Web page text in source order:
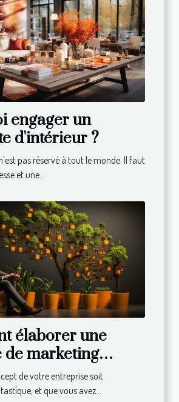
engager un
d'intérieur ?
pas réservé à tout le monde. Il faut
et une...
élaborer une
de marketing
développer
?
de votre entreprise soit
et que vous avez...